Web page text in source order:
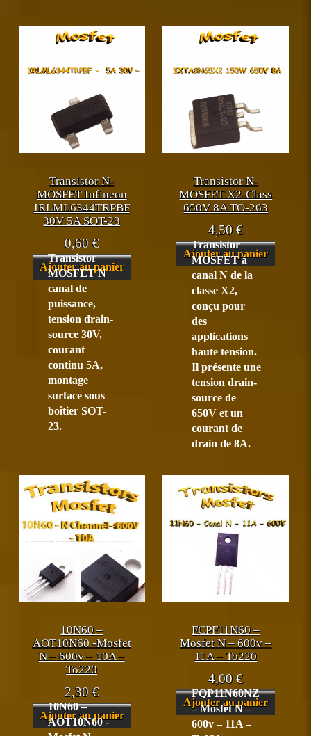
Transistor N-
MOSFET Infineon
IRLML6344TRPBF
30V 5A SOT-23
0,60€
Ajouter au panier
Transistor
MOSFET N
canal de
puissance,
tension drain-
source 30V,
courant
continu 5A,
montage
surface sous
boîtier SOT-
23.
Transistor N-
MOSFET X2-Class
650V 8A TO-263
4,50€
Ajouter au panier
Transistor
MOSFET à
canal N de la
classe X2,
conçu pour
des
applications
haute tension.
Il présente une
tension drain-
source de
650V et un
courant de
drain de 8A.
10N60 –
AOT10N60 -Mosfet
N – 600v – 10A –
To220
2,30€
Ajouter au panier
10N60 –
AOT10N60 -
FCPF11N60 –
Mosfet N – 600v –
11A – To220
4,00€
Ajouter au panier
FQP11N60NZ
– Mosfet N –
600v – 11A –